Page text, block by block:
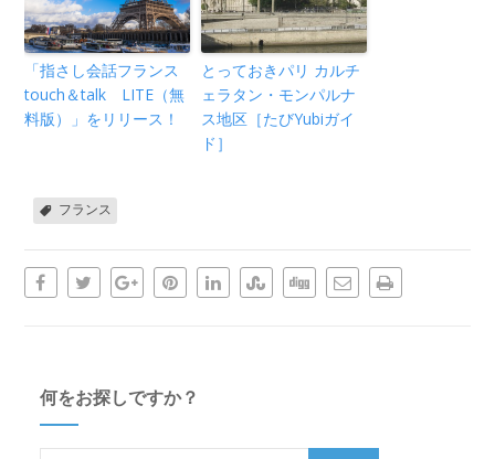
「指さし会話フランス
touch＆talk LITE（無
料版）」をリリース！
とっておきパリ カルチ
ェラタン・モンパルナ
ス地区［たびYubiガイ
ド］
フランス
何をお探しですか？